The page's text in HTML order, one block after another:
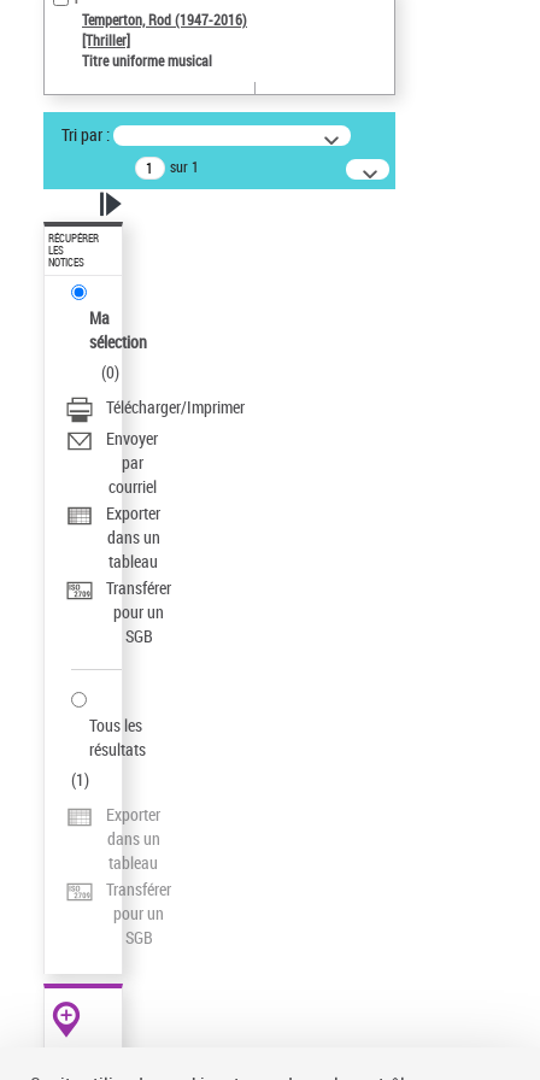
Temperton, Rod (1947-2016)
[Thriller]
Titre uniforme musical
Tri par :
sur 1
RÉCUPÉRER
LES
NOTICES
Ma
sélection
(0)
Télécharger/Imprimer
Envoyer
par
courriel
Exporter
dans un
tableau
Transférer
pour un
SGB
Tous les
résultats
(1)
Exporter
dans un
tableau
Transférer
pour un
SGB